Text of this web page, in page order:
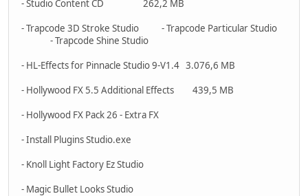
- Studio Content CD 262,2 MB
- Trapcode 3D Stroke Studio - Trapcode Particular Studio
- Trapcode Shine Studio
- HL-Effects for Pinnacle Studio 9-V1.4 3.076,6 MB
- Hollywood FX 5.5 Additional Effects 439,5 MB
- Hollywood FX Pack 26 - Extra FX
- Install Plugins Studio.exe
- Knoll Light Factory Ez Studio
- Magic Bullet Looks Studio